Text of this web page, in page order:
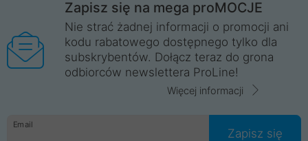
Zapisz się na mega proMOCJE
Nie strać żadnej informacji o promocji ani
kodu rabatowego dostępnego tylko dla
subskrybentów. Dołącz teraz do grona
odbiorców newslettera ProLine!
Więcej informacji
Email
Zapisz się